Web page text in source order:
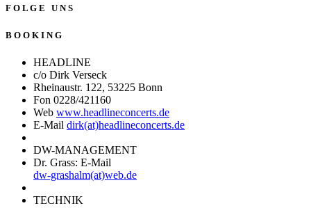
F O L G E U N S
B O O K I N G
HEADLINE
c/o Dirk Verseck
Rheinaustr. 122, 53225 Bonn
Fon 0228/421160
Web www.headlineconcerts.de
E-Mail dirk(at)headlineconcerts.de
DW-MANAGEMENT
Dr. Grass: E-Mail
dw-grashalm(at)web.de
TECHNIK